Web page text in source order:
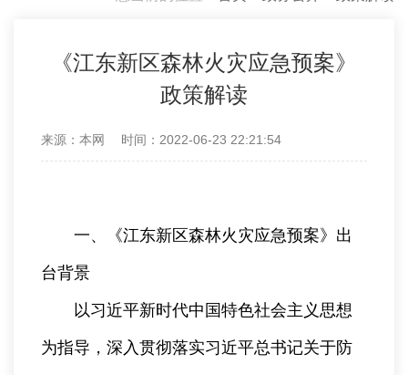
《江东新区森林火灾应急预案》
政策解读
来源：本网 时间：2022-06-23 22:21:54
一、《江东新区森林火灾应急预案》出
台背景
以习近平新时代中国特色社会主义思想
为指导，深入贯彻落实习近平总书记关于防